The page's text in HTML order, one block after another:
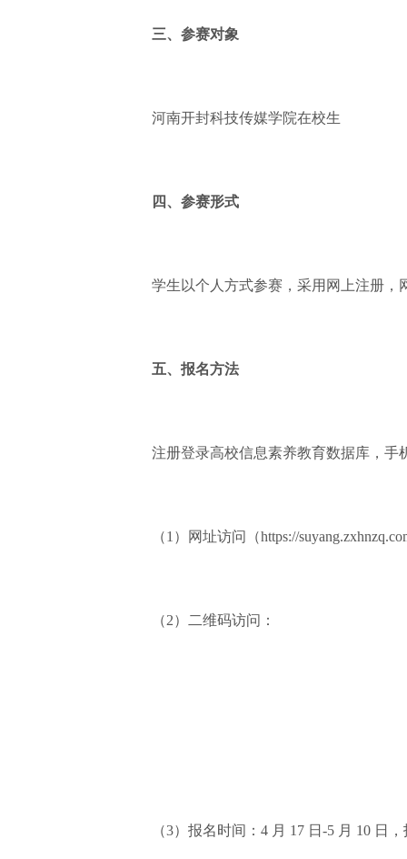
三、参赛对象
河南开封科技传媒学院在校生
四、参赛形式
学生以个人方式参赛，采用网上注册，
五、报名方法
注册登录高校信息素养教育数据库，手
（1）网址访问（https://
（2）二维码访问：
（3）报名时间：4 月 17 日-5 月 10 日，